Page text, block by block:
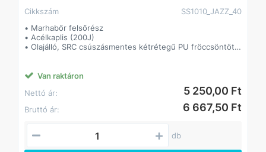
Cikkszám
SS1010_JAZZ_40
• Marhabőr felsőrész
• Acélkaplis (200J)
• Olajálló, SRC csúszásmentes kétrétegű PU fröccsöntött
• Párnázott szártető, formázott talpbetét
Van raktáron
Nettó ár:
5 250,00 Ft
Bruttó ár: 6 667,50 Ft
db